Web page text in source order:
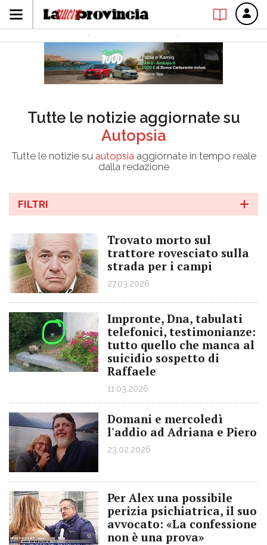
Tutte le notizie aggiornate su
Autopsia
Tutte le notizie su autopsiaaggiornate in tempo reale
dalla redazione
FILTRI
Trovato morto sul
trattore rovesciato sulla
strada per i campi
27.03.2026
Impronte, Dna, tabulati
telefonici, testimonianze:
tutto quello che manca al
suicidio sospetto di
Raffaele
11.03.2026
Domani e mercoledì
l'addio ad Adriana e Piero
23.02.2026
Per Alex una possibile
perizia psichiatrica, il suo
avvocato: «La confessione
non è una prova»